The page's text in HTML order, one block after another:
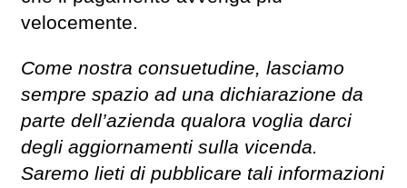
velocemente.
Come nostra consuetudine, lasciamo
sempre spazio ad una dichiarazione da
parte dell’azienda qualora voglia darci
degli aggiornamenti sulla vicenda.
Saremo lieti di pubblicare tali informazioni